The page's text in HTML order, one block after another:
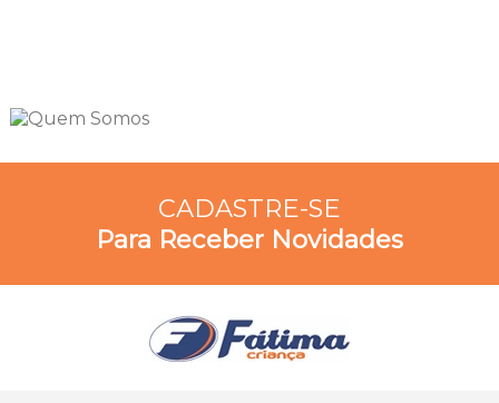
CADASTRE-SE
Para Receber Novidades